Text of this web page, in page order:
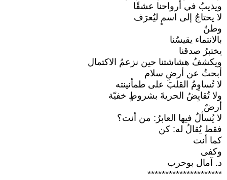
ويذيبُ في أرواحنا عشقًا
لا يحتاجُ إلى اسمٍ ليُعرَف
وطنٌ
بالانتماء يقيسُنا
يختبرُ صدقنا
ويكشفُ هشاشتنا حين نزعمُ الاكتمال
أبحثُ عن أرضِ سلام
لا تُساوِمُ القلبَ على طمأنينته
ولا تُقايِضُ الحريةَ بشروطٍ خفيّة
أرضٌ
لا يُسألُ فيها العابرُ: من أنت؟
فقط يُقالُ له: كن
كما أنت
وكفى
د. آمال بوحرب
*********************